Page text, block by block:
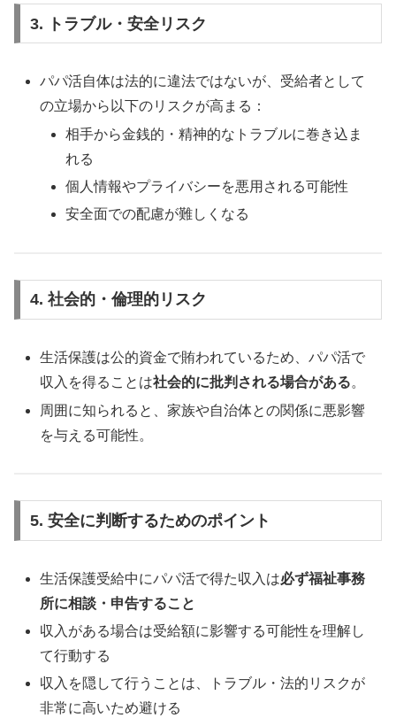
3. トラブル・安全リスク
パパ活自体は法的に違法ではないが、受給者として
の立場から以下のリスクが高まる：
相手から金銭的・精神的なトラブルに巻き込ま
れる
個人情報やプライバシーを悪用される可能性
安全面での配慮が難しくなる
4. 社会的・倫理的リスク
生活保護は公的資金で賄われているため、パパ活で
収入を得ることは社会的に批判される場合がある。
周囲に知られると、家族や自治体との関係に悪影響
を与える可能性。
5. 安全に判断するためのポイント
生活保護受給中にパパ活で得た収入は必ず福祉事務
所に相談・申告すること
収入がある場合は受給額に影響する可能性を理解し
て行動する
収入を隠して行うことは、トラブル・法的リスクが
非常に高いため避ける